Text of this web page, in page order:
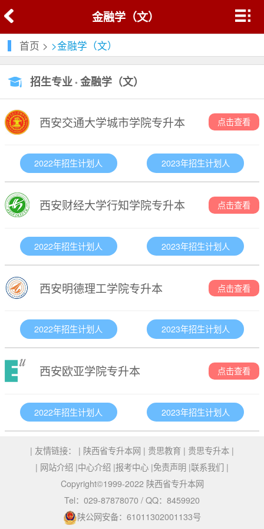
金融学（文）
首页 > >金融学（文）
招生专业 •金融学（文）
西安交通大学城市学院专升本 点击查看
2022年招生计划人 2023年招生计划人
西安财经大学行知学院专升本 点击查看
2022年招生计划人 2023年招生计划人
西安明德理工学院专升本 点击查看
2022年招生计划人 2023年招生计划人
西安欧亚学院专升本 点击查看
2022年招生计划人 2023年招生计划人
| 友情链接： | 陕西省专升本网 | 贵思教育 | 贵思专升本 |
| 网站介绍 |中心介绍 |报考中心 |免责声明 |联系我们 |
Copyright©1999-2022 陕西省专升本网
Tel：029-87878070 / QQ：8459920
陕公网安备：61011302001133号